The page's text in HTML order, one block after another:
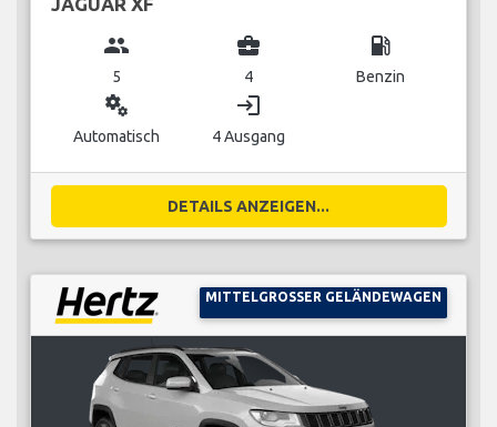
group
5
business_center
4
local_gas_station
Benzin
miscellaneous_services
Automatisch
login
4 Ausgang
DETAILS ANZEIGEN...
MITTELGROSSER GELÄNDEWAGEN